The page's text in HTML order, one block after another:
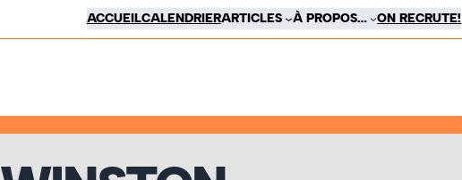
ACCUEILCALENDRIERARTICLES À PROPOS… ON RECRUTE!